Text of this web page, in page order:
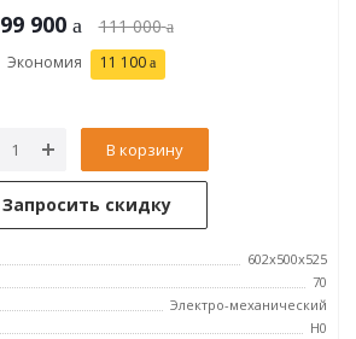
99 900 111 000
Экономия 11 100
В корзину
Запросить скидку
602x500x525
70
Электро-механический
H0